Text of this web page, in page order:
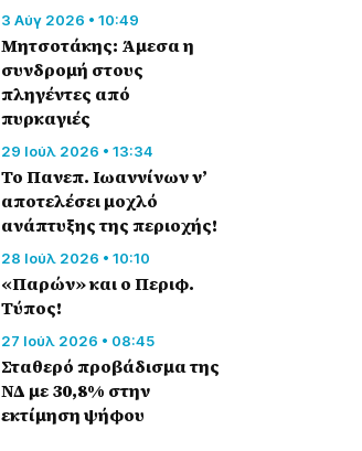
3 Αύγ 2026 • 10:49
Μητσοτάκης: Άμεσα η
συνδρομή στους
πληγέντες από
πυρκαγιές
29 Ιούλ 2026 • 13:34
Το Πανεπ. Ιωαννίνων ν’
αποτελέσει μοχλό
ανάπτυξης της περιοχής!
28 Ιούλ 2026 • 10:10
«Παρών» και ο Περιφ.
Τύπος!
27 Ιούλ 2026 • 08:45
Σταθερό προβάδισμα της
ΝΔ με 30,8% στην
εκτίμηση ψήφου